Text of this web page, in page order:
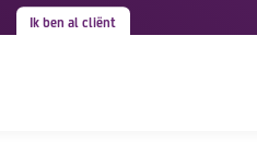
Ik ben al cliënt